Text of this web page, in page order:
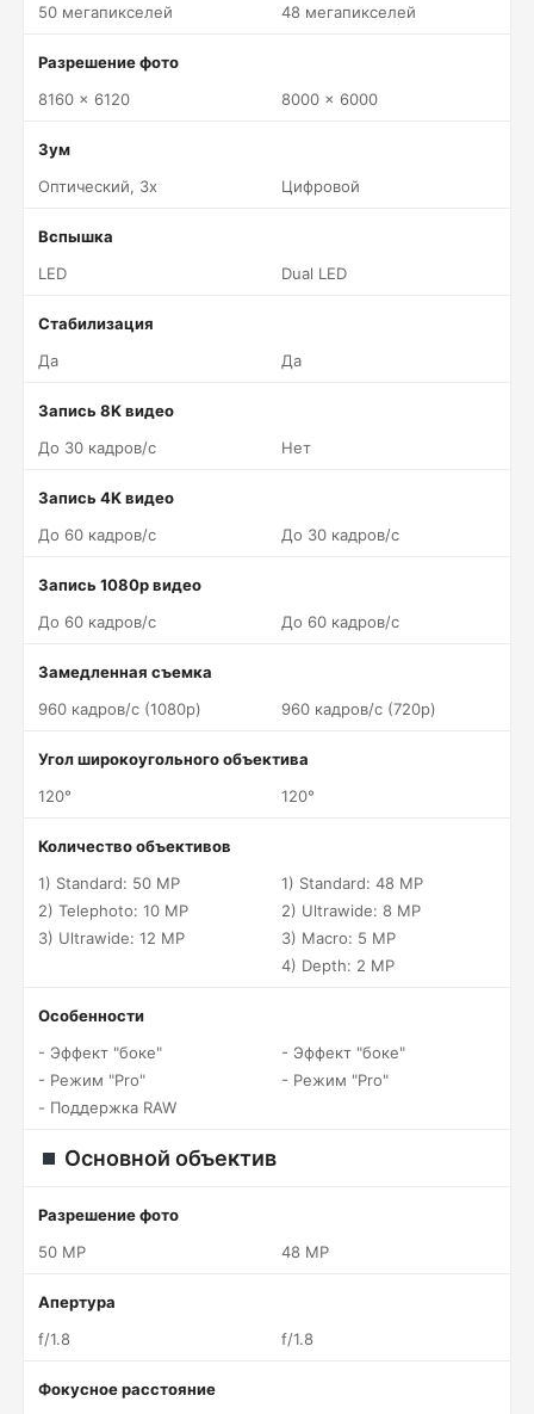
50 мегапикселей
48 мегапикселей
Разрешение фото
8160 x 6120
8000 x 6000
Зум
Оптический, 3x
Цифровой
Вспышка
LED
Dual LED
Стабилизация
Да
Да
Запись 8K видео
До 30 кадров/c
Нет
Запись 4K видео
До 60 кадров/c
До 30 кадров/c
Запись 1080p видео
До 60 кадров/c
До 60 кадров/c
Замедленная съемка
960 кадров/c (1080p)
960 кадров/c (720p)
Угол широкоугольного объектива
120°
120°
Количество объективов
1) Standard: 50 MP
2) Telephoto: 10 MP
3) Ultrawide: 12 MP
1) Standard: 48 MP
2) Ultrawide: 8 MP
3) Macro: 5 MP
4) Depth: 2 MP
Особенности
- Эффект "боке"
- Режим "Pro"
- Поддержка RAW
- Эффект "боке"
- Режим "Pro"
Основной объектив
Разрешение фото
50 MP
48 MP
Апертура
f/1.8
f/1.8
Фокусное расстояние